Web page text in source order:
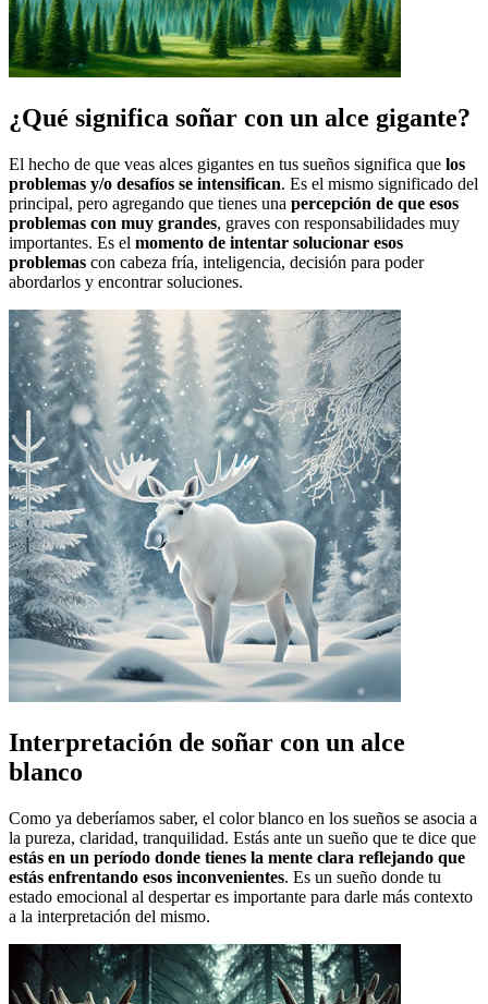
¿Qué significa soñar con un alce gigante?
El hecho de que veas alces gigantes en tus sueños significa que los
problemas y/o desafíos se intensifican. Es el mismo significado del
principal, pero agregando que tienes una percepción de que esos
problemas con muy grandes, graves con responsabilidades muy
importantes. Es el momento de intentar solucionar esos
problemas con cabeza fría, inteligencia, decisión para poder
abordarlos y encontrar soluciones.
Interpretación de soñar con un alce
blanco
Como ya deberíamos saber, el color blanco en los sueños se asocia a
la pureza, claridad, tranquilidad. Estás ante un sueño que te dice que
estás en un período donde tienes la mente clara reflejando que
estás enfrentando esos inconvenientes. Es un sueño donde tu
estado emocional al despertar es importante para darle más contexto
a la interpretación del mismo.